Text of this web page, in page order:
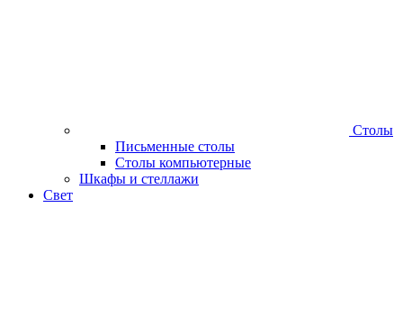
Столы
Письменные столы
Столы компьютерные
Шкафы и стеллажи
Свет